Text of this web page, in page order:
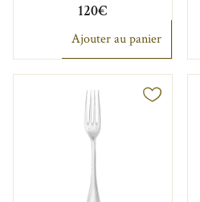
120€
Ajouter au panier